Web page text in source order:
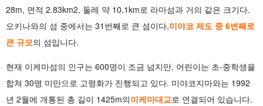
28m, 면적 2.83km2, 둘레 약 10.1km로 라마섬과 거의 같은 크기다.
오키나와의 섬 중에서는 31번째로 큰 섬이다,미야코 제도 중 6번째로
큰 규모의 섬입니다.
현재 이케마섬의 인구는 600명이 조금 넘지만, 어린이는 초-중학생을
합쳐 30명 미만으로 고령화가 진행되고 있다. 미야코지마와는 1992
년 2월에 개통된 총 길이 1425m의이케마대교로 연결되어 있습니다.